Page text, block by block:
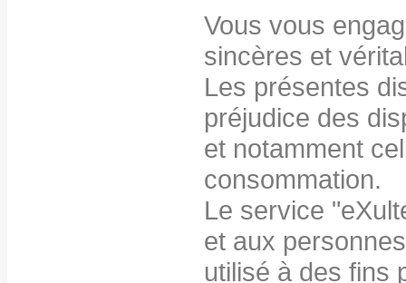
Vous vous
sincères et
Les présentes
préjudice des
et notamment
consommation.
Le service
et aux
utilisé à des fins